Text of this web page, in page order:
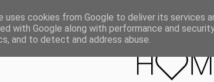
DATENSCHUTZ KATEGORIEN
uses cookies from Google to deliver its services
with Google along with performance and
and to detect and address abuse.